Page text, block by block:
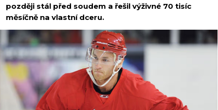
později stál před soudem a řešil výživné 70 tisíc
měsíčně na vlastní dceru.